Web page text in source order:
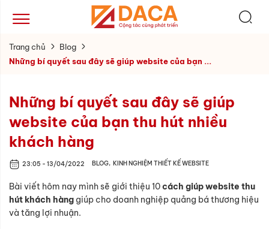
Trang chủ
Blog
Những bí quyết sau đây sẽ giúp website của bạn ...
Những bí quyết sau đây sẽ giúp
website của bạn thu hút nhiều
khách hàng
23:05 - 13/04/2022 BLOG, KINH NGHIỆM THIẾT KẾ WEBSITE
Bài viết hôm nay mình sẽ giới thiệu 10cách giúp website thu
hút khách hàng giúp cho doanh nghiệp quảng bá thương hiệu
và tăng lợi nhuận.